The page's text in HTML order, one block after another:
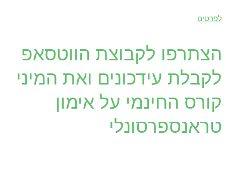
לפרטים
הצתרפו לקבוצת הווטסאפ
לקבלת עידכונים ואת המיני
קורס החינמי על אימון
טראנספרסונלי